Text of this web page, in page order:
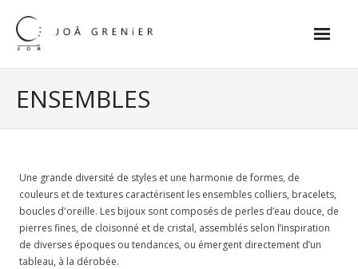
content
- Fabuleux Fabergé
- La modernité des années 20
- Les maîtres, du Moyen Âge au 19e siècle
ENSEMBLES
Une grande diversité de styles et une harmonie de formes, de
couleurs et de textures caractérisent les ensembles colliers, bracelets,
boucles d'oreille. Les bijoux sont composés de perles d’eau douce, de
pierres fines, de cloisonné et de cristal, assemblés selon l’inspiration
de diverses époques ou tendances, ou émergent directement d’un
tableau, à la dérobée.